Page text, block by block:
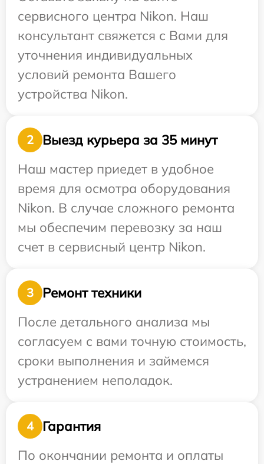
сервисного центра Nikon. Наш
консультант свяжется с Вами для
уточнения индивидуальных
условий ремонта Вашего
устройства Nikon.
2
Выезд курьера за 35 минут
Наш мастер приедет в удобное
время для осмотра оборудования
Nikon. В случае сложного ремонта
мы обеспечим перевозку за наш
счет в сервисный центр Nikon.
3
Ремонт техники
После детального анализа мы
согласуем с вами точную стоимость,
сроки выполнения и займемся
устранением неполадок.
4
Гарантия
По окончании ремонта и оплаты